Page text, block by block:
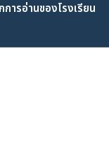
ารอ่านของโรงเรียน